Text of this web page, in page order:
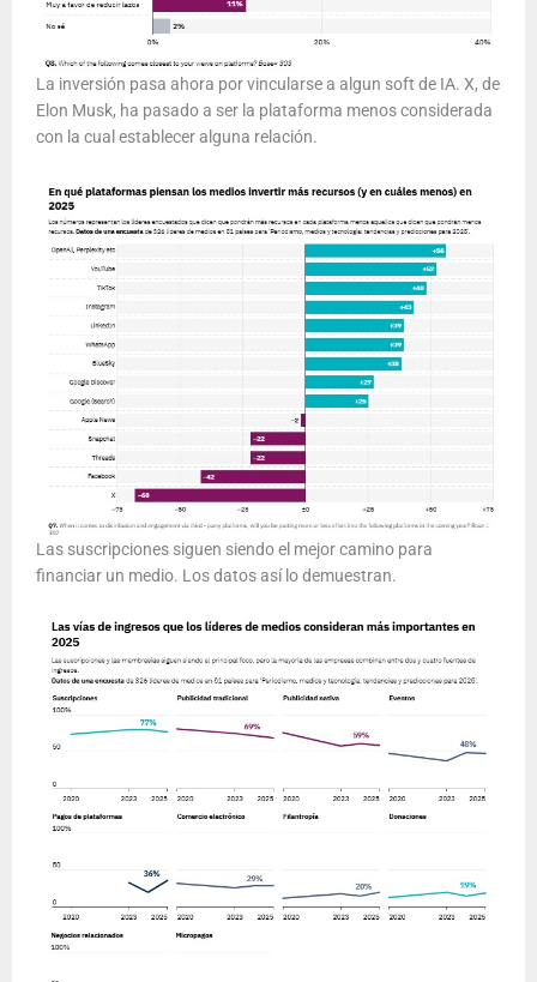
La inversión pasa ahora por vincularse a algun soft de IA. X, de
Elon Musk, ha pasado a ser la plataforma menos considerada
con la cual establecer alguna relación.
Las suscripciones siguen siendo el mejor camino para
financiar un medio. Los datos así lo demuestran.